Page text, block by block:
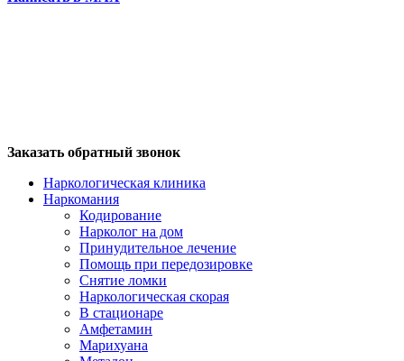
Заказать обратный звонок
Наркологическая клиника
Наркомания
Кодирование
Нарколог на дом
Принудительное лечение
Помощь при передозировке
Снятие ломки
Наркологическая скорая
В стационаре
Амфетамин
Марихуана